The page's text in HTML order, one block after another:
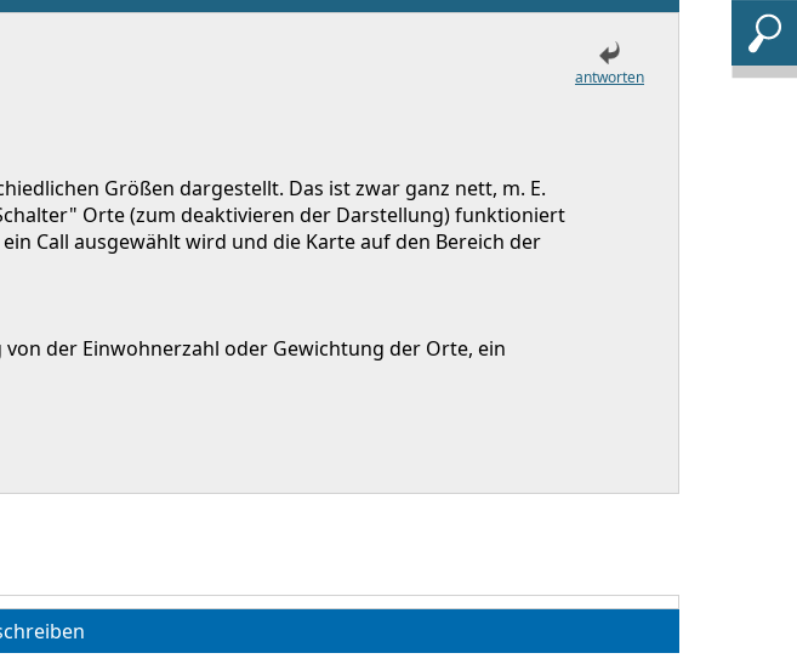
Größen dargestellt. Das ist zwar ganz nett, m. E.
Orte (zum deaktivieren der Darstellung) funktioniert
Call ausgewählt wird und die Karte auf den Bereich der
der Einwohnerzahl oder Gewichtung der Orte, ein
antworten